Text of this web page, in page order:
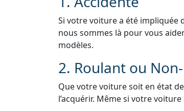
Si votre voiture a été impliquée
nous sommes là pour vous
modèles.
2. Roulant ou
Que votre voiture soit en état
l’acquérir. Même si votre